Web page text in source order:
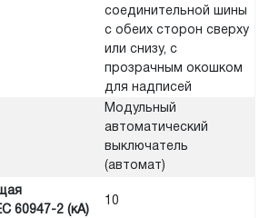
соединительной шины
с обеих сторон сверху
или снизу, с
прозрачным окошком
для надписей
Модульный
автоматический
выключатель
(автомат)
60947-2 (кА)
10